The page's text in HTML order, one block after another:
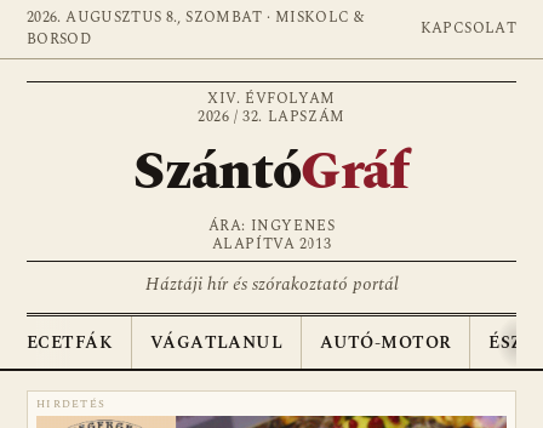
2026. AUGUSZTUS 8., SZOMBAT · MISKOLC &
BORSOD
KAPCSOLAT
XIV. ÉVFOLYAM
2026 / 32. LAPSZÁM
SzántóGráf
ÁRA: INGYENES
ALAPÍTVA 2013
Háztáji hír és szórakoztató portál
ECETFÁK VÁGATLANUL AUTÓ-MOTOR
HIRDETÉS